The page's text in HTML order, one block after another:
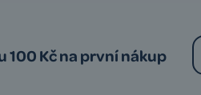
100 Kč na první nákup